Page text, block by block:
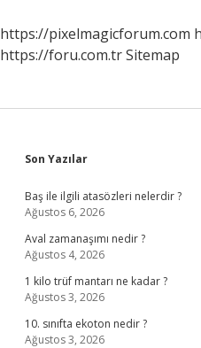
https://pixelmagicforum.com
https://foru.com.trSitemap
Sidebar
Son Yazılar
Baş ile ilgili atasözleri nelerdir ?
Ağustos 6, 2026
Aval zamanaşımı nedir ?
Ağustos 4, 2026
1 kilo trüf mantarı ne kadar ?
Ağustos 3, 2026
10. sınıfta ekoton nedir ?
Ağustos 3, 2026